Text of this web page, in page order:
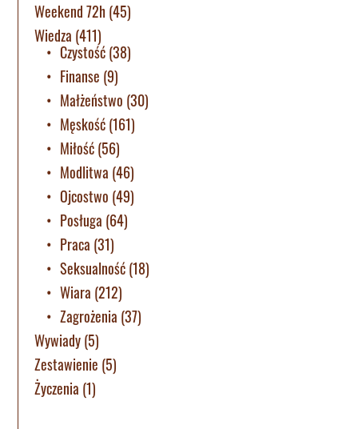
Weekend 72h(45)
Wiedza (411)
Czystość(38)
Finanse (9)
Małżeństwo (30)
Męskość(161)
Miłość(56)
Modlitwa (46)
Ojcostwo (49)
Posługa (64)
Praca (31)
Seksualność(18)
Wiara (212)
Zagrożenia (37)
Wywiady(5)
Zestawienie (5)
Życzenia (1)